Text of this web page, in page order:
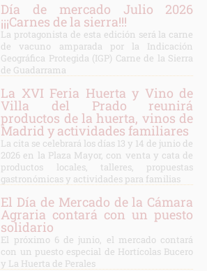
Día de mercado Julio 2026
¡¡¡Carnes de la sierra!!!
La protagonista de esta edición será la carne
de vacuno amparada por la Indicación
Geográfica Protegida (IGP) Carne de la Sierra
de Guadarrama
La XVI Feria Huerta y Vino de
Villa del Prado reunirá
productos de la huerta, vinos de
Madrid y actividades familiares
La cita se celebrará los días 13 y 14 de junio de
2026 en la Plaza Mayor, con venta y cata de
productos locales, talleres, propuestas
gastronómicas y actividades para familias
El Día de Mercado de la Cámara
Agraria contará con un puesto
solidario
El próximo 6 de junio, el mercado contará
con un puesto especial de Hortícolas Bucero
y La Huerta de Perales